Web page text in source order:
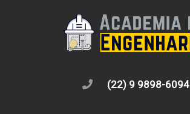
(22) 9 9898-6094